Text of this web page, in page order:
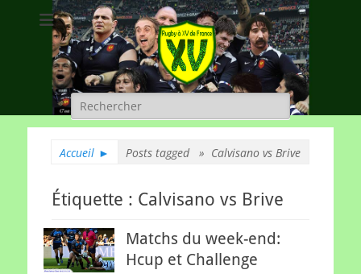
Rugby à XV de
France
A chacun son rugby
Rechercher :
Accueil ► Posts tagged » Calvisano vs Brive
Étiquette : Calvisano vs Brive
Matchs du week-end:
Hcup et Challenge